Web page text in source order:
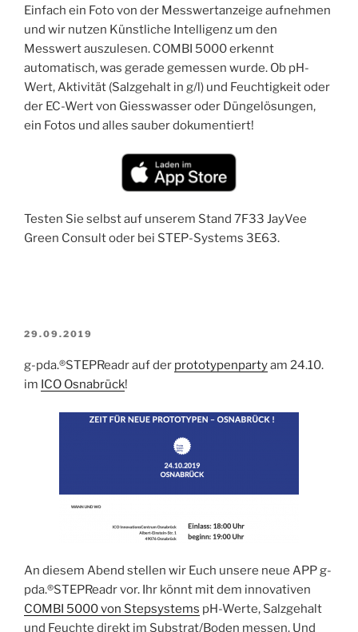
Einfach ein Foto von der Messwertanzeige aufnehmen
und wir nutzen Künstliche Intelligenz um den
Messwert auszulesen. COMBI 5000 erkennt
automatisch, was gerade gemessen wurde. Ob pH-
Wert, Aktivität (Salzgehalt in g/l) und Feuchtigkeit oder
der EC-Wert von Giesswasser oder Düngelösungen,
ein Fotos und alles sauber dokumentiert!
Testen Sie selbst auf unserem Stand 7F33 JayVee
Green Consult oder bei STEP-Systems 3E63.
VERÖFFENTLICHT
29.09.2019
g-pda.®STEPReadr auf der prototypenpartyam 24.10.
im ICO Osnabrück!
An diesem Abend stellen wir Euch unsere neue APP g-
pda.®STEPReadr vor. Ihr könnt mit dem innovativen
COMBI 5000 von Stepsystems pH-Werte, Salzgehalt
und Feuchte direkt im Substrat/Boden messen. Und